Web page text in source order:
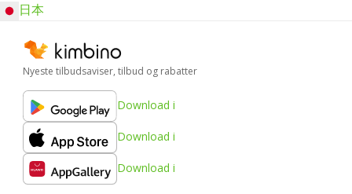
日本
Nyeste tilbudsaviser, tilbud og rabatter
Download i
Download i
Download i